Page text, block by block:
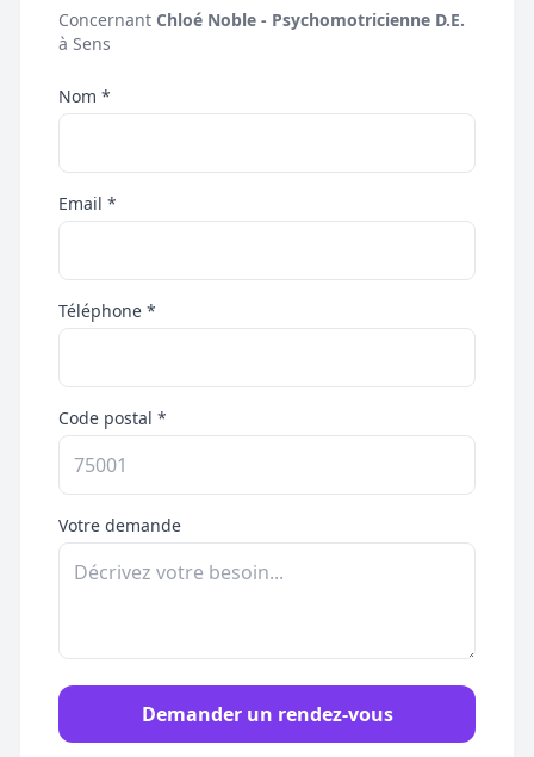
Concernant Chloé Noble - Psychomotricienne D.E.
à Sens
Nom *
Email *
Téléphone *
Code postal *
Votre demande
Demander un rendez-vous